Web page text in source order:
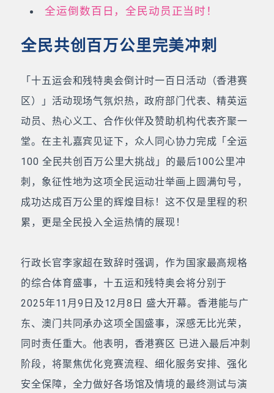
全运倒数百日，全民动员正当时！
全民共创百万公里完美冲刺
「十五运会和残特奥会倒计时一百日活动（香港赛
区）」活动现场气氛炽热，政府部门代表、精英运
动员、热心义工、合作伙伴及赞助机构代表齐聚一
堂。在主礼嘉宾见证下，众人同心协力完成「全运
100 全民共创百万公里大挑战」的最后100公里冲
刺，象征性地为这项全民运动壮举画上圆满句号，
成功达成百万公里的辉煌目标！这不仅是里程的积
累，更是全民投入全运热情的展现！
行政长官李家超在致辞时强调，作为国家最高规格
的综合体育盛事，十五运和残特奥会将分别于
2025年11月9日及12月8日 盛大开幕。香港能与广
东、澳门共同承办这项全国盛事，深感无比光荣，
同时责任重大。他表明，香港赛区 已进入最后冲刺
阶段，将聚焦优化竞赛流程、细化服务安排、强化
安全保障，全力做好各场馆及情境的最终测试与演